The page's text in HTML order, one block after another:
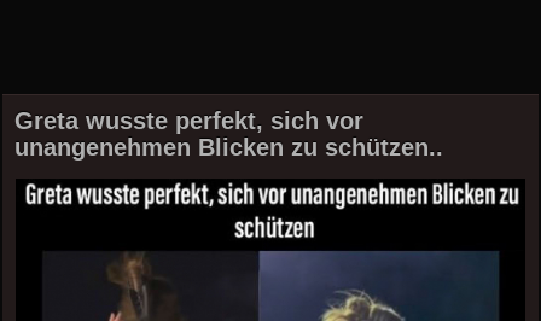
Greta wusste perfekt, sich vor
unangenehmen Blicken zu schützen..